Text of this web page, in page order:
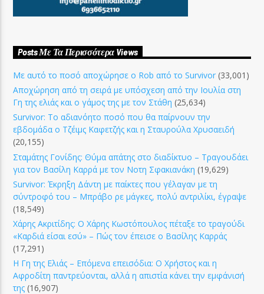
Posts Με Τα Περισσότερα Views
Με αυτό το ποσό αποχώρησε ο Rob από το Survivor (33,001)
Αποχώρηση από τη σειρά με υπόσχεση από την Ιουλία στη
Γη της ελιάς και ο γάμος της με τον Στάθη (25,634)
Survivor: Το αδιανόητο ποσό που θα παίρνουν την
εβδομάδα ο Τζέιμς Καφετζής και η Σταυρούλα Χρυσαειδή
(20,155)
Σταμάτης Γονίδης: Θύμα απάτης στο διαδίκτυο – Τραγουδάει
για τον Βασίλη Καρρά με τον Νοτη Σφακιανάκη (19,629)
Survivor: Έκρηξη Δάντη με παίκτες που γέλαγαν με τη
σύντροφό του – Μπράβο ρε μάγκες, πολύ αντριλίκι, έγραψε
(18,549)
Χάρης Ακριτίδης: Ο Χάρης Κωστόπουλος πέταξε το τραγούδι
«Καρδιά είσαι εσύ» – Πώς τον έπεισε ο Βασίλης Καρράς
(17,291)
Η Γη της Ελιάς – Επόμενα επεισόδια: Ο Χρήστος και η
Αφροδίτη παντρεύονται, αλλά η απιστία κάνει την εμφάνισή
της (16,907)